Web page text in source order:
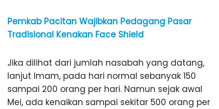
Pemkab Pacitan Wajibkan Pedagang Pasar
Tradisional Kenakan Face Shield
Jika dilihat dari jumlah nasabah yang datang,
lanjut Imam, pada hari normal sebanyak 150
sampai 200 orang per hari. Namun sejak awal
Mei, ada kenaikan sampai sekitar 500 orang per